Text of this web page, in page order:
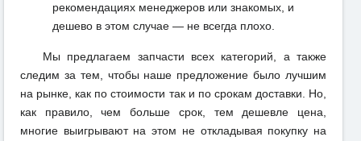
рекомендациях менеджеров или знакомых, и
дешево в этом случае — не всегда плохо.
Мы предлагаем запчасти всех категорий, а также
следим за тем, чтобы наше предложение было лучшим
на рынке, как по стоимости так и по срокам доставки. Но,
как правило, чем больше срок, тем дешевле цена,
многие выигрывают на этом не откладывая покупку на